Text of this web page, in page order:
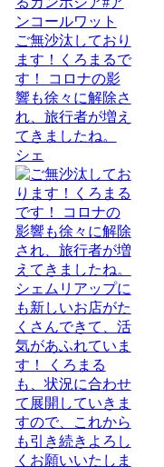
ご無沙汰しており
ます！くろまるで
す！ コロナの影
響も徐々に解除さ
れ、旅行者が増え
てきましたね。
シェ